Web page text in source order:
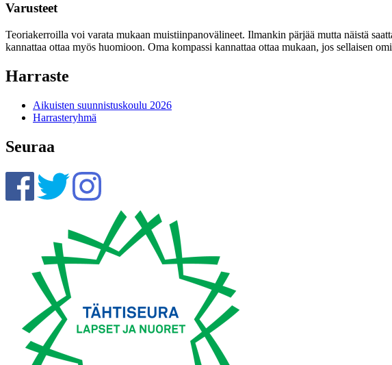
Varusteet
Teoriakerroilla voi varata mukaan muistiinpanovälineet. Ilmankin pärjää mutta näistä
kannattaa ottaa myös huomioon. Oma kompassi kannattaa ottaa mukaan, jos sellaisen
Harraste
Aikuisten suunnistuskoulu 2026
Harrasteryhmä
Seuraa